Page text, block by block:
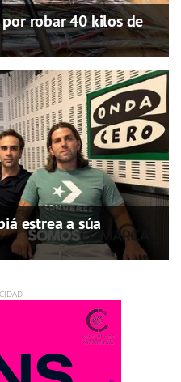
robar 40 kilos de
estrea a súa